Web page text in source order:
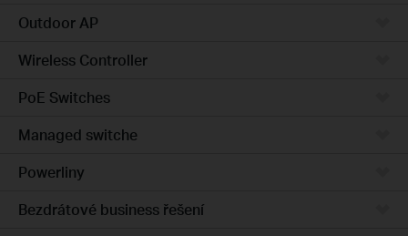
Outdoor AP
Wireless Controller
PoE Switches
Managed switche
Powerliny
Bezdrátové business řešení